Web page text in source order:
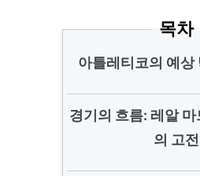
목차
아틀레티코의 예상
경기의 흐름: 레알 마
의 고전